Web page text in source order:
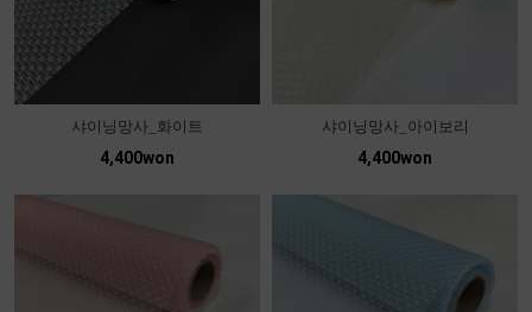
샤이닝망사_화이트
4,400won
샤이닝망사_아이보리
4,400won